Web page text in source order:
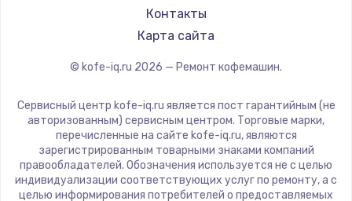
Nivona
Astoria
ROCKET MOZZAFIATO
Vivitek
Thomson
Hisense
Контакты
Карта сайта
© kofe-iq.ru 2026 — Ремонт кофемашин.
Сервисный центр kofe-iq.ru является пост гарантийным (не
авторизованным) сервисным центром. Торговые марки,
перечисленные на сайте kofe-iq.ru, являются
зарегистрированным товарными знаками компаний
правообладателей. Обозначения используется не с целью
индивидуализации соответствующих услуг по ремонту, а с
целью информирования потребителей о предоставляемых